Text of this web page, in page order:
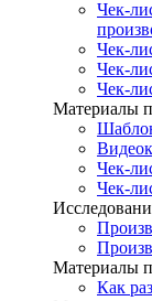
Чек-
Чек-
Чек-
Чек-
Материалы
Чек-
Чек-
Материалы
Как